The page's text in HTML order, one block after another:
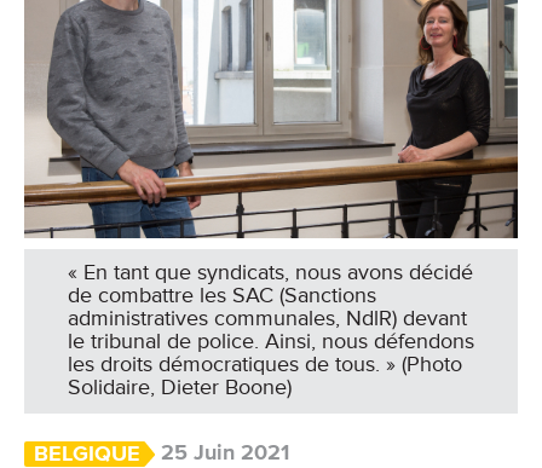
« En tant que syndicats, nous avons décidé
de combattre les SAC (Sanctions
administratives communales, NdlR) devant
le tribunal de police. Ainsi, nous défendons
les droits démocratiques de tous. » (Photo
Solidaire, Dieter Boone)
BELGIQUE
25 Juin 2021